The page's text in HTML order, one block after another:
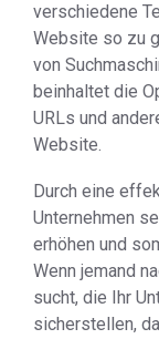
verschiedene
Website so zu
von
beinhaltet die
URLs und
Website.
Durch eine
Unternehmen
erhöhen und
Wenn jemand
sucht, die Ihr
sicherstellen,